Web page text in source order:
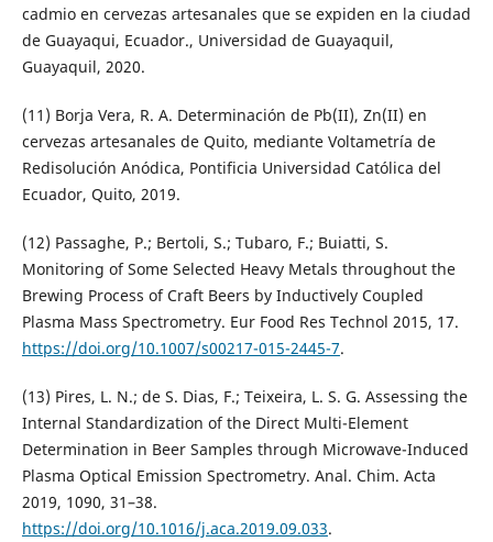
cadmio en cervezas artesanales que se expiden en la ciudad
de Guayaqui, Ecuador., Universidad de Guayaquil,
Guayaquil, 2020.
(11) Borja Vera, R. A. Determinación de Pb(II), Zn(II) en
cervezas artesanales de Quito, mediante Voltametría de
Redisolución Anódica, Pontificia Universidad Católica del
Ecuador, Quito, 2019.
(12) Passaghe, P.; Bertoli, S.; Tubaro, F.; Buiatti, S.
Monitoring of Some Selected Heavy Metals throughout the
Brewing Process of Craft Beers by Inductively Coupled
Plasma Mass Spectrometry. Eur Food Res Technol 2015, 17.
https://doi.org/10.1007/s00217-015-2445-7.
(13) Pires, L. N.; de S. Dias, F.; Teixeira, L. S. G. Assessing the
Internal Standardization of the Direct Multi-Element
Determination in Beer Samples through Microwave-Induced
Plasma Optical Emission Spectrometry. Anal. Chim. Acta
2019, 1090, 31–38.
https://doi.org/10.1016/j.aca.2019.09.033.